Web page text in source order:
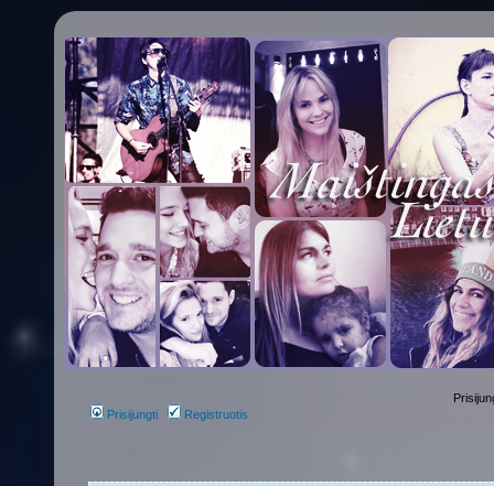
Prisijungti Registruotis